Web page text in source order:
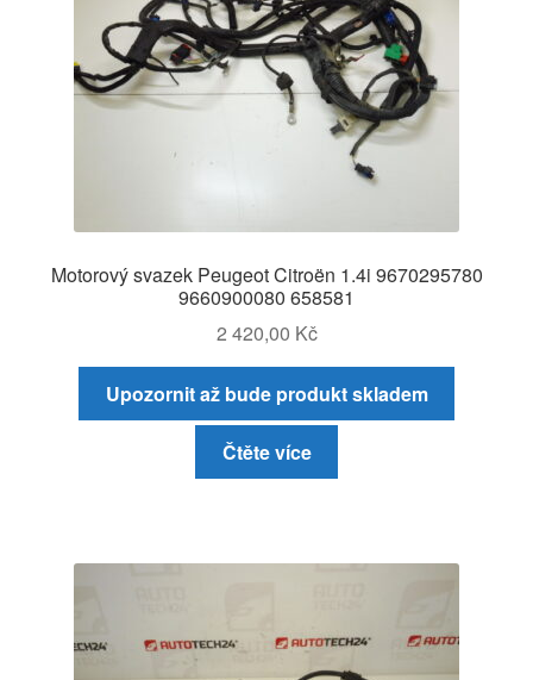
Motorový svazek Peugeot Citroën 1.4i 9670295780
9660900080 658581
2 420,00 Kč
Upozornit až bude produkt skladem
Čtěte více